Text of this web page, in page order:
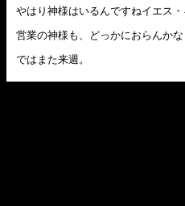
やはり神様はいるんですねイエス・
営業の神様も、どっかにおらんかな
ではまた来週。